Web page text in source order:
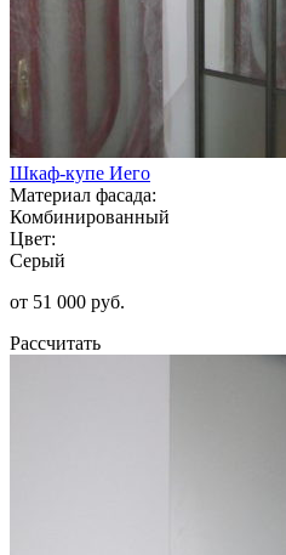
Шкаф-купе Иего
Материал фасада:
Комбинированный
Цвет:
Серый
от 51 000 руб.
Рассчитать